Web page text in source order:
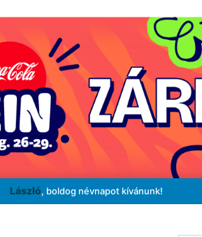
László, boldog névnapot kívánunk!